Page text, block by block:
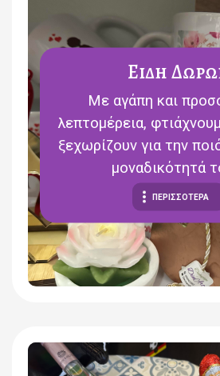
Ειδη
Με αγάπη και
λεπτομέρεια,
ξεχωρίζουν για την
μοναδικότητά
ΠΕΡΙΣΣΟΤΕΡΑ